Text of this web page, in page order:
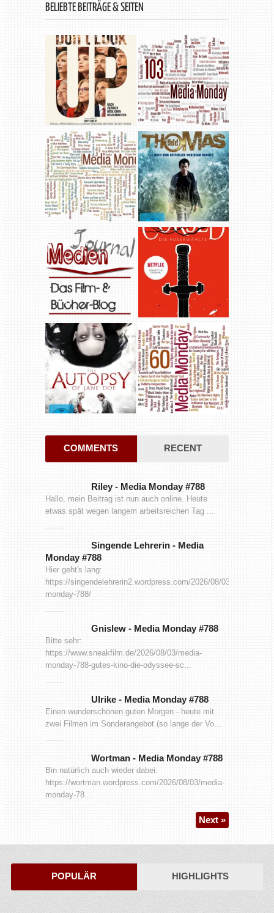
BELIEBTE BEITRÄGE & SEITEN
COMMENTS RECENT
Riley - Media Monday #788
Hallo, mein Beitrag ist nun auch online. Heute
etwas spät wegen langem arbeitsreichen Tag ...
Singende Lehrerin - Media
Monday #788
Hier geht's lang:
https://singendelehrerin2.wordpress.com/2026/08/03/media-
monday-788/
Gnislew - Media Monday #788
Bitte sehr:
https://www.sneakfilm.de/2026/08/03/media-
monday-788-gutes-kino-die-odyssee-sc...
Ulrike - Media Monday #788
Einen wunderschönen guten Morgen - heute mit
zwei Filmen im Sonderangebot (so lange der Vo...
Wortman - Media Monday #788
Bin natürlich auch wieder dabei:
https://wortman.wordpress.com/2026/08/03/media-
monday-78...
Next »
POPULÄR HIGHLIGHTS